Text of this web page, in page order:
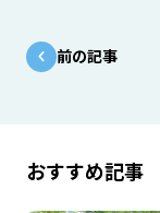
前の記事
おすすめ記事